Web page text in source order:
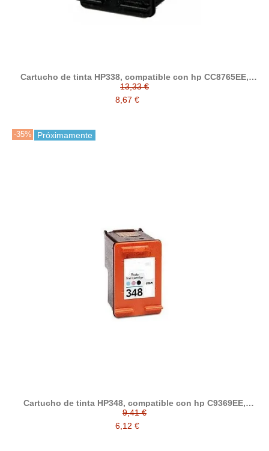
Cartucho de tinta HP338, compatible con hp CC8765EE,
negro
13,33 €
8,67 €
-35% Próximamente
Cartucho de tinta HP348, compatible con hp C9369EE,
Photo
9,41 €
6,12 €